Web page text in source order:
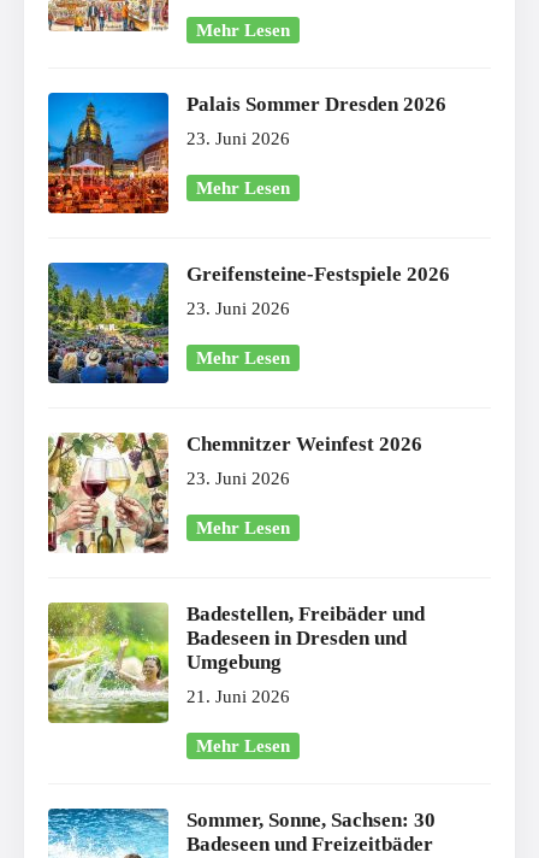
Mehr Lesen
Palais Sommer Dresden 2026
23. Juni 2026
Mehr Lesen
Greifensteine-Festspiele 2026
23. Juni 2026
Mehr Lesen
Chemnitzer Weinfest 2026
23. Juni 2026
Mehr Lesen
Badestellen, Freibäder und
Badeseen in Dresden und
Umgebung
21. Juni 2026
Mehr Lesen
Sommer, Sonne, Sachsen: 30
Badeseen und Freizeitbäder